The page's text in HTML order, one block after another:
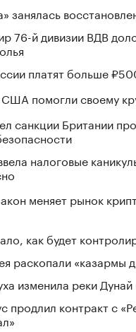
занялась
76-й дивизии ВДВ
платят больше
помогли своему
санкции Британии
налоговые
меняет рынок
как будет
раскопали «казармы
изменила реки
продлил контракт с